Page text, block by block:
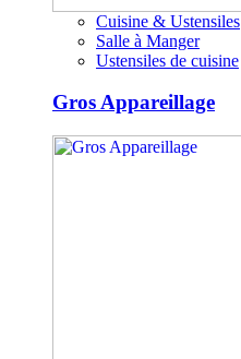
Cuisine & Ustensiles
Salle à Manger
Ustensiles de cuisine
Gros Appareillage